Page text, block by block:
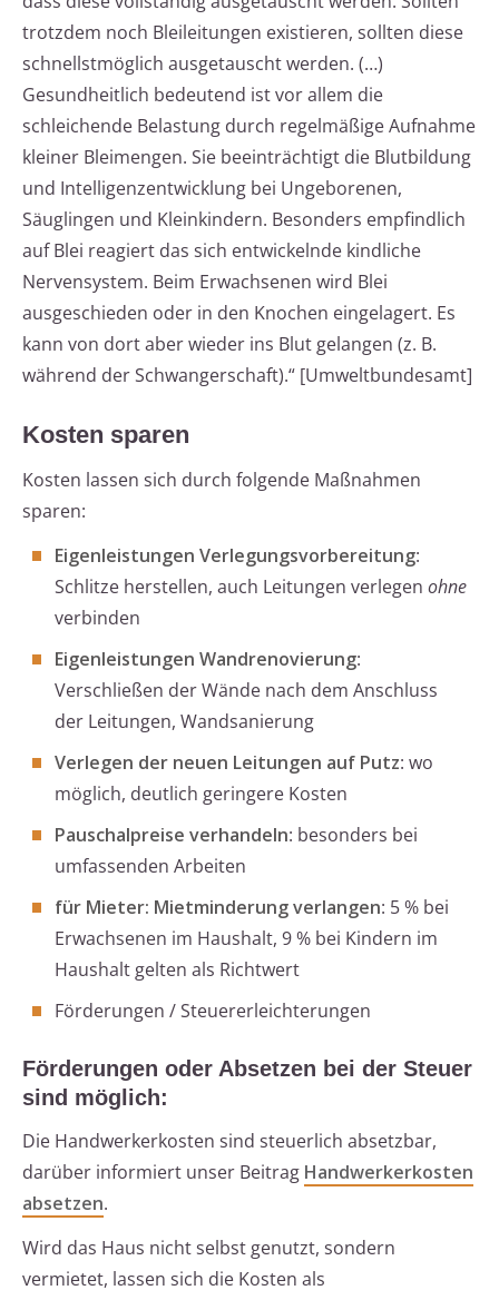
trotzdem noch Bleileitungen existieren, sollten diese
schnellstmöglich ausgetauscht werden. (…)
Gesundheitlich bedeutend ist vor allem die
schleichende Belastung durch regelmäßige Aufnahme
kleiner Bleimengen. Sie beeinträchtigt die Blutbildung
und Intelligenzentwicklung bei Ungeborenen,
Säuglingen und Kleinkindern. Besonders empfindlich
auf Blei reagiert das sich entwickelnde kindliche
Nervensystem. Beim Erwachsenen wird Blei
ausgeschieden oder in den Knochen eingelagert. Es
kann von dort aber wieder ins Blut gelangen (z. B.
während der Schwangerschaft).“ [Umweltbundesamt]
Kosten sparen
Kosten lassen sich durch folgende Maßnahmen
sparen:
Eigenleistungen Verlegungsvorbereitung:
Schlitze herstellen, auch Leitungen verlegen ohne
verbinden
Eigenleistungen Wandrenovierung:
Verschließen der Wände nach dem Anschluss
der Leitungen, Wandsanierung
Verlegen der neuen Leitungen auf Putz: wo
möglich, deutlich geringere Kosten
Pauschalpreise verhandeln: besonders bei
umfassenden Arbeiten
für Mieter: Mietminderung verlangen: 5 % bei
Erwachsenen im Haushalt, 9 % bei Kindern im
Haushalt gelten als Richtwert
Förderungen / Steuererleichterungen
Förderungen oder Absetzen bei der Steuer
sind möglich:
Die Handwerkerkosten sind steuerlich absetzbar,
darüber informiert unser Beitrag Handwerkerkosten
absetzen.
Wird das Haus nicht selbst genutzt, sondern
vermietet, lassen sich die Kosten als